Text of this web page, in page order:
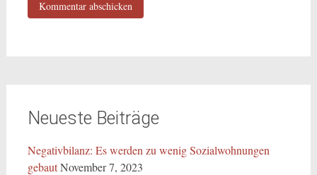
Neueste Beiträge
Negativbilanz: Es werden zu wenig Sozialwohnungen
gebautNovember 7, 2023